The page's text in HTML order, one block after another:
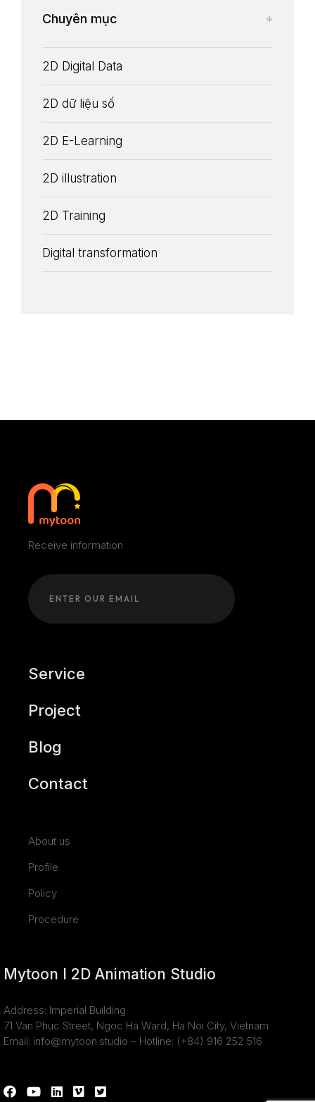
Chuyên mục
2D Digital Data
2D dữ liệu số
2D E-Learning
2D illustration
2D Training
Digital transformation
Receive information
Service
Project
Blog
Contact
About us
Profile
Policy
Procedure
Mytoon I 2D Animation Studio
Address: Imperial Building
71 Van Phuc Street, Ngoc Ha Ward, Ha Noi City, Vietnam
Email: info@mytoon.studio – Hotline: (+84) 916 252 516